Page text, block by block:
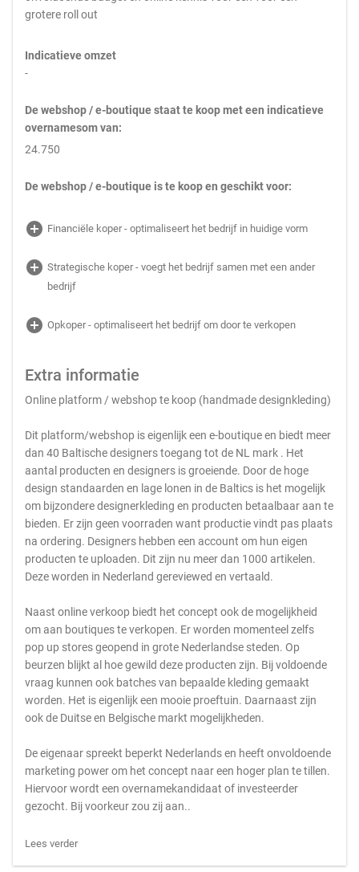
grotere roll out
Indicatieve omzet
-
De webshop / e-boutique staat te koop met een indicatieve
overnamesom van:
24.750
De webshop / e-boutique is te koop en geschikt voor:
add_circle Financiële koper - optimaliseert het bedrijf in huidige vorm
add_circle Strategische koper - voegt het bedrijf samen met een ander
bedrijf
add_circle Opkoper - optimaliseert het bedrijf om door te verkopen
Extra informatie
Online platform / webshop te koop (handmade designkleding)
Dit platform/webshop is eigenlijk een e-boutique en biedt meer
dan 40 Baltische designers toegang tot de NL mark . Het
aantal producten en designers is groeiende. Door de hoge
design standaarden en lage lonen in de Baltics is het mogelijk
om bijzondere designerkleding en producten betaalbaar aan te
bieden. Er zijn geen voorraden want productie vindt pas plaats
na ordering. Designers hebben een account om hun eigen
producten te uploaden. Dit zijn nu meer dan 1000 artikelen.
Deze worden in Nederland gereviewed en vertaald.
Naast online verkoop biedt het concept ook de mogelijkheid
om aan boutiques te verkopen. Er worden momenteel zelfs
pop up stores geopend in grote Nederlandse steden. Op
beurzen blijkt al hoe gewild deze producten zijn. Bij voldoende
vraag kunnen ook batches van bepaalde kleding gemaakt
worden. Het is eigenlijk een mooie proeftuin. Daarnaast zijn
ook de Duitse en Belgische markt mogelijkheden.
De eigenaar spreekt beperkt Nederlands en heeft onvoldoende
marketing power om het concept naar een hoger plan te tillen.
Hiervoor wordt een overnamekandidaat of investeerder
gezocht. Bij voorkeur zou zij aan..
Lees verder